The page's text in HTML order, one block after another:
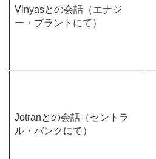
Vinyasとの会話（エナジ
ー・プラントにて）
Jotranとの会話（セントラ
ル・バンクにて）